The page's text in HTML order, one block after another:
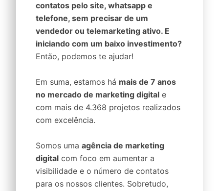
contatos pelo site, whatsapp e
telefone, sem precisar de um
vendedor ou telemarketing ativo. E
iniciando com um baixo investimento?
Então, podemos te ajudar!
Em suma, estamos há mais de 7 anos
no mercado de marketing digital e
com mais de 4.368 projetos realizados
com excelência.
Somos uma agência de marketing
digital com foco em aumentar a
visibilidade e o número de contatos
para os nossos clientes. Sobretudo,